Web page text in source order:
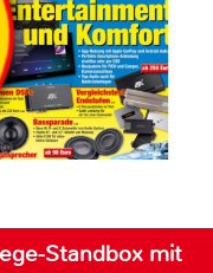
Standbox mit